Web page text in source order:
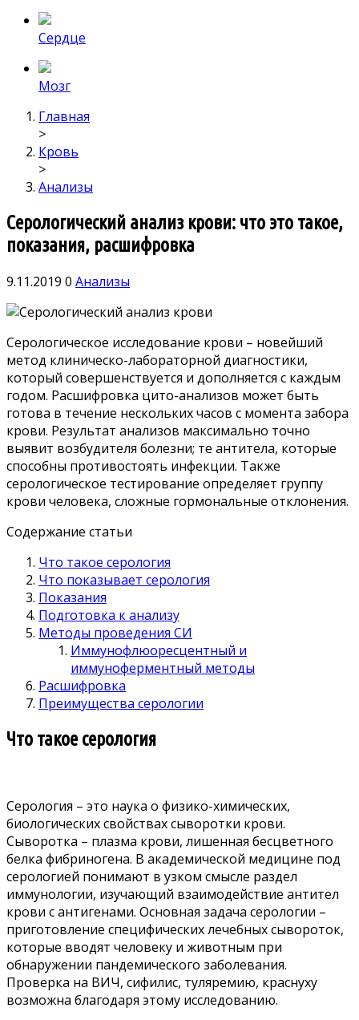
Сердце
Мозг
Главная
>
Кровь
>
Анализы
Серологический анализ крови: что это такое,
показания, расшифровка
9.11.2019 0 Анализы
Серологическое исследование крови – новейший
метод клиническо-лабораторной диагностики,
который совершенствуется и дополняется с каждым
годом. Расшифровка цито-анализов может быть
готова в течение нескольких часов с момента забора
крови. Результат анализов максимально точно
выявит возбудителя болезни; те антитела, которые
способны противостоять инфекции. Также
серологическое тестирование определяет группу
крови человека, сложные гормональные отклонения.
Содержание статьи
Что такое серология
Что показывает серология
Показания
Подготовка к анализу
Методы проведения СИ
Иммунофлюоресцентный и
иммуноферментный методы
Расшифровка
Преимущества серологии
Что такое серология
Серология – это наука о физико-химических,
биологических свойствах сыворотки крови.
Сыворотка – плазма крови, лишенная бесцветного
белка фибриногена. В академической медицине под
серологией понимают в узком смысле раздел
иммунологии, изучающий взаимодействие антител
крови с антигенами. Основная задача серологии –
приготовление специфических лечебных сывороток,
которые вводят человеку и животным при
обнаружении пандемического заболевания.
Проверка на ВИЧ, сифилис, туляремию, краснуху
возможна благодаря этому исследованию.